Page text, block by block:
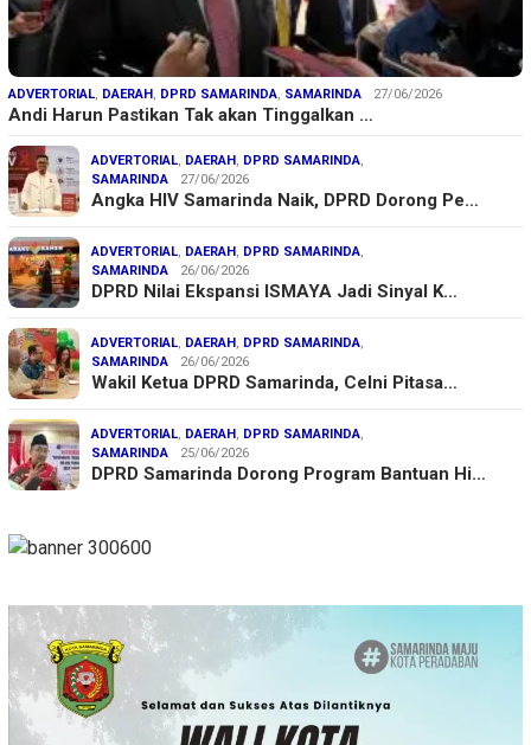
ADVERTORIAL DAERAH DPRD SAMARINDA SAMARINDA 27/06/2026
Andi Harun Pastikan Tak akan Tinggalkan …
ADVERTORIAL DAERAH DPRD SAMARINDA
SAMARINDA
27/06/2026
Angka HIV Samarinda Naik, DPRD Dorong Pe…
ADVERTORIAL DAERAH DPRD SAMARINDA
SAMARINDA
26/06/2026
DPRD Nilai Ekspansi ISMAYA Jadi Sinyal K…
ADVERTORIAL DAERAH DPRD SAMARINDA
SAMARINDA
26/06/2026
Wakil Ketua DPRD Samarinda, Celni Pitasa…
ADVERTORIAL DAERAH DPRD SAMARINDA
SAMARINDA
25/06/2026
DPRD Samarinda Dorong Program Bantuan Hi…